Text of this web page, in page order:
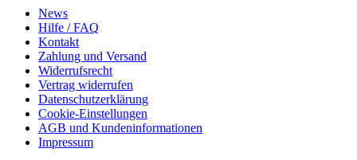
News
Hilfe / FAQ
Kontakt
Zahlung und Versand
Widerrufsrecht
Vertrag widerrufen
Datenschutzerklärung
Cookie-Einstellungen
AGB und Kundeninformationen
Impressum